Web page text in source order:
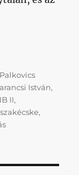
István,
II,
,
Osztályozók,